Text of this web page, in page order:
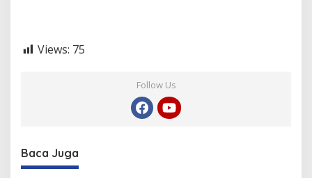
Views: 75
Follow Us
Baca Juga